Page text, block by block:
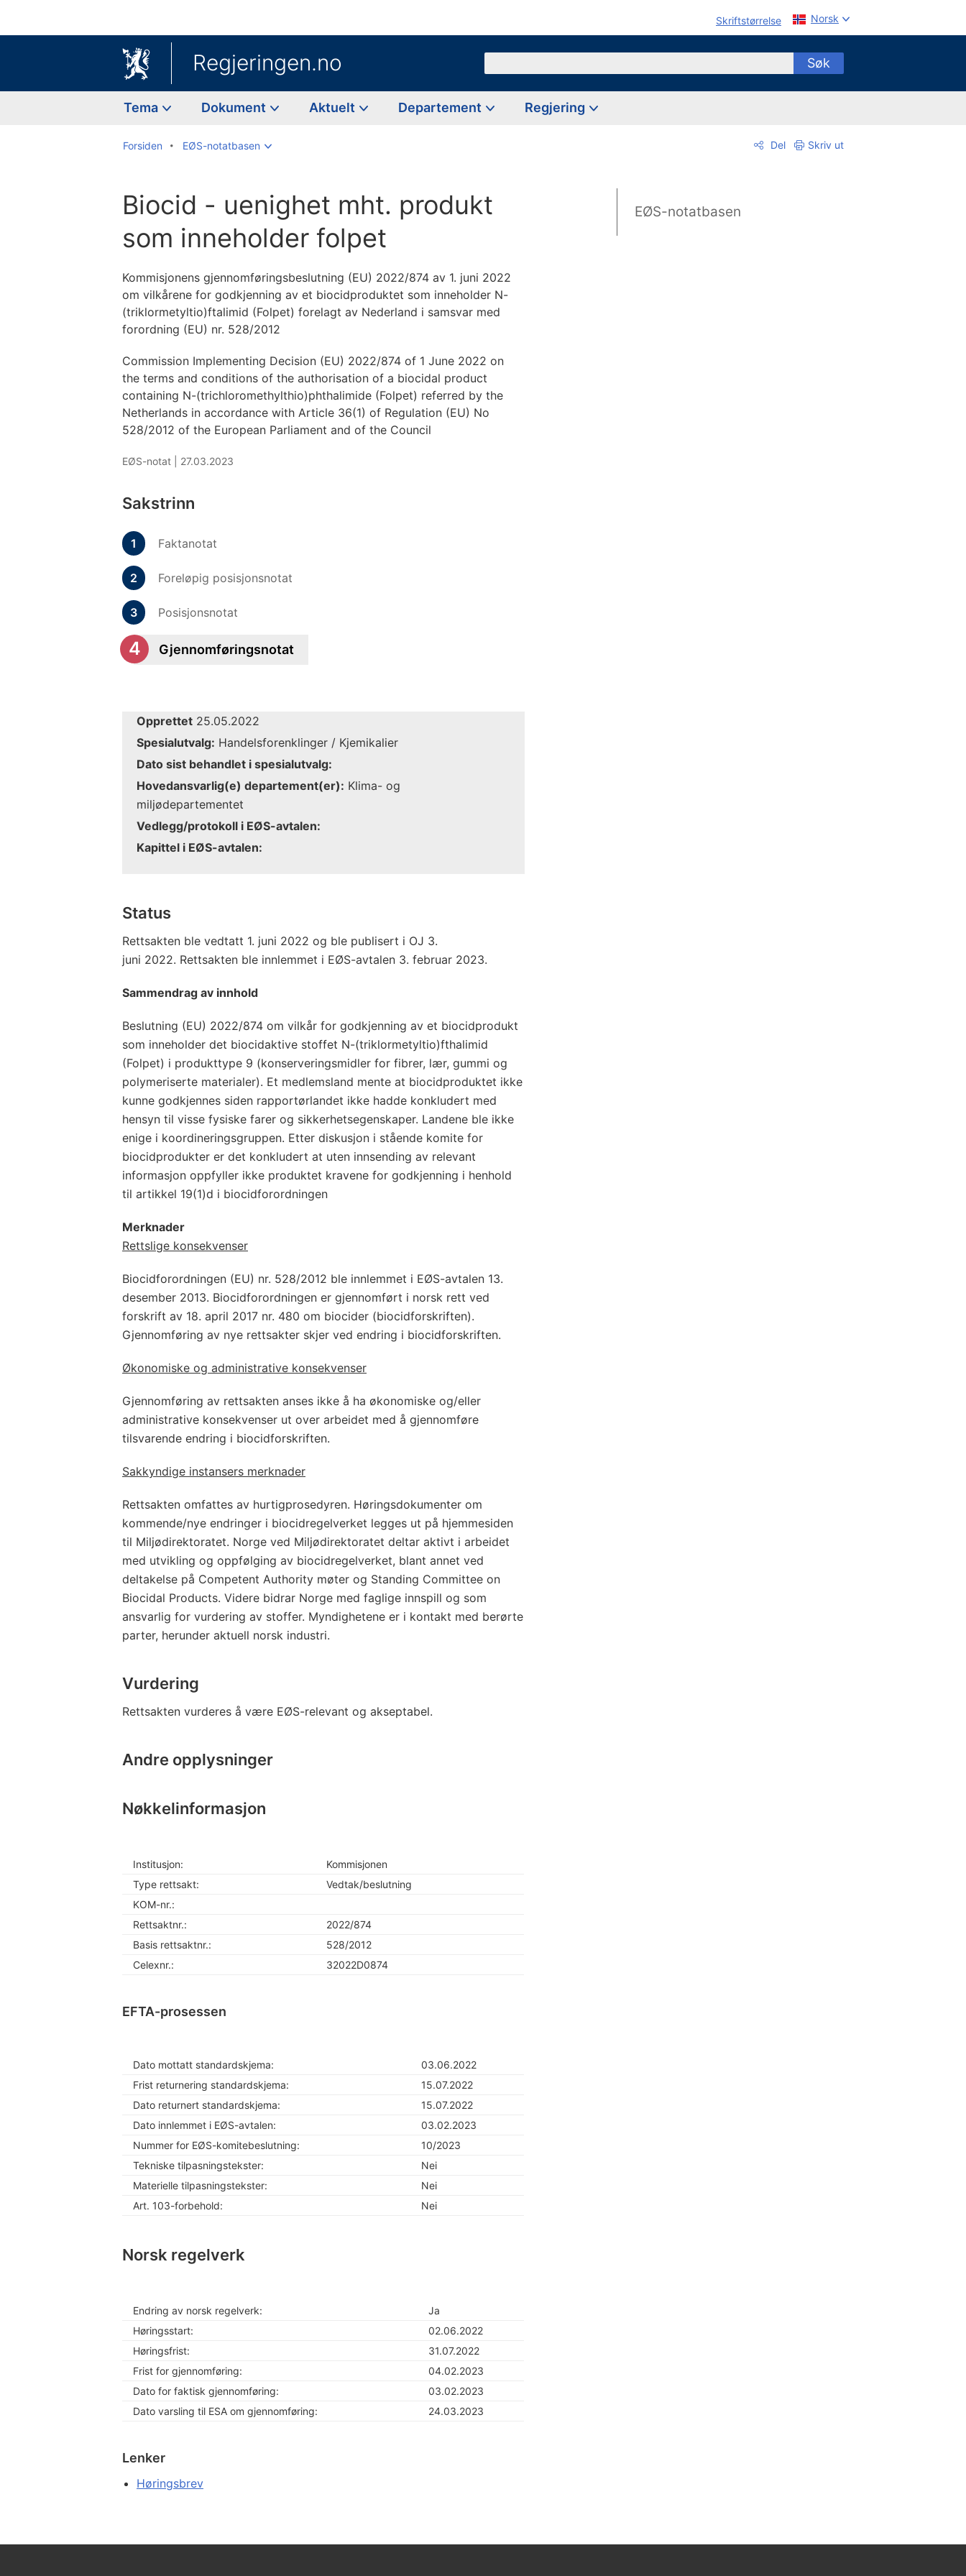
Skriftstørrelse Norsk
Regjeringen.no Søk
Tema Dokument Aktuelt Departement Regjering
Forsiden EØS-notatbasen Del Skriv ut
Biocid - uenighet mht. produkt
som inneholder folpet
Kommisjonens gjennomføringsbeslutning (EU) 2022/874 av 1. juni 2022
om vilkårene for godkjenning av et biocidproduktet som inneholder N-
(triklormetyltio)ftalimid (Folpet) forelagt av Nederland i samsvar med
forordning (EU) nr. 528/2012
Commission Implementing Decision (EU) 2022/874 of 1 June 2022 on
the terms and conditions of the authorisation of a biocidal product
containing N-(trichloromethylthio)phthalimide (Folpet) referred by the
Netherlands in accordance with Article 36(1) of Regulation (EU) No
528/2012 of the European Parliament and of the Council
EØS-notat | 27.03.2023
Sakstrinn
Faktanotat
Foreløpig posisjonsnotat
Posisjonsnotat
Gjennomføringsnotat
Opprettet 25.05.2022
Spesialutvalg: Handelsforenklinger / Kjemikalier
Dato sist behandlet i spesialutvalg:
Hovedansvarlig(e) departement(er): Klima- og
miljødepartementet
Vedlegg/protokoll i EØS-avtalen:
Kapittel i EØS-avtalen:
Status
Rettsakten ble vedtatt 1. juni 2022 og ble publisert i OJ 3.
juni 2022. Rettsakten ble innlemmet i EØS-avtalen 3. februar 2023.
Sammendrag av innhold
Beslutning (EU) 2022/874 om vilkår for godkjenning av et biocidprodukt
som inneholder det biocidaktive stoffet N-(triklormetyltio)fthalimid
(Folpet) i produkttype 9 (konserveringsmidler for fibrer, lær, gummi og
polymeriserte materialer). Et medlemsland mente at biocidproduktet ikke
kunne godkjennes siden rapportørlandet ikke hadde konkludert med
hensyn til visse fysiske farer og sikkerhetsegenskaper. Landene ble ikke
enige i koordineringsgruppen. Etter diskusjon i stående komite for
biocidprodukter er det konkludert at uten innsending av relevant
informasjon oppfyller ikke produktet kravene for godkjenning i henhold
til artikkel 19(1)d i biocidforordningen
Merknader
Rettslige konsekvenser
Biocidforordningen (EU) nr. 528/2012 ble innlemmet i EØS-avtalen 13.
desember 2013. Biocidforordningen er gjennomført i norsk rett ved
forskrift av 18. april 2017 nr. 480 om biocider (biocidforskriften).
Gjennomføring av nye rettsakter skjer ved endring i biocidforskriften.
Økonomiske og administrative konsekvenser
Gjennomføring av rettsakten anses ikke å ha økonomiske og/eller
administrative konsekvenser ut over arbeidet med å gjennomføre
tilsvarende endring i biocidforskriften.
Sakkyndige instansers merknader
Rettsakten omfattes av hurtigprosedyren. Høringsdokumenter om
kommende/nye endringer i biocidregelverket legges ut på hjemmesiden
til Miljødirektoratet. Norge ved Miljødirektoratet deltar aktivt i arbeidet
med utvikling og oppfølging av biocidregelverket, blant annet ved
deltakelse på Competent Authority møter og Standing Committee on
Biocidal Products. Videre bidrar Norge med faglige innspill og som
ansvarlig for vurdering av stoffer. Myndighetene er i kontakt med berørte
parter, herunder aktuell norsk industri.
Vurdering
Rettsakten vurderes å være EØS-relevant og akseptabel.
Andre opplysninger
Nøkkelinformasjon
Institusjon:
Kommisjonen
Type rettsakt:
Vedtak/beslutning
KOM-nr.:
Rettsaktnr.:
2022/874
Basis rettsaktnr.:
528/2012
Celexnr.:
32022D0874
EFTA-prosessen
Dato mottatt standardskjema:
03.06.2022
Frist returnering standardskjema:
15.07.2022
Dato returnert standardskjema:
15.07.2022
Dato innlemmet i EØS-avtalen:
03.02.2023
Nummer for EØS-komitebeslutning:
10/2023
Tekniske tilpasningstekster:
Nei
Materielle tilpasningstekster:
Nei
Art. 103-forbehold:
Nei
Norsk regelverk
Endring av norsk regelverk:
Ja
Høringsstart:
02.06.2022
Høringsfrist:
31.07.2022
Frist for gjennomføring:
04.02.2023
Dato for faktisk gjennomføring:
03.02.2023
Dato varsling til ESA om gjennomføring:
24.03.2023
Lenker
Høringsbrev
EØS-notatbasen